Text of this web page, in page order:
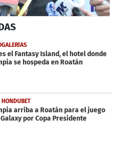
el Fantasy Island, el hotel donde
se hospeda en Roatán
HONDUBET
arriba a Roatán para el juego
por Copa Presidente